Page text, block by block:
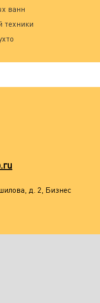
ванн
техники
д. 2, Бизнес